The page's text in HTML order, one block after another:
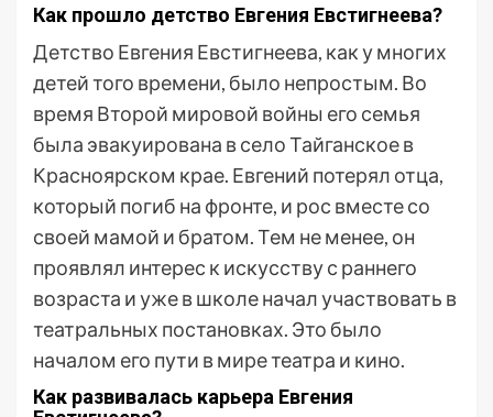
Как прошло детство Евгения Евстигнеева?
Детство Евгения Евстигнеева, как у многих
детей того времени, было непростым. Во
время Второй мировой войны его семья
была эвакуирована в село Тайганское в
Красноярском крае. Евгений потерял отца,
который погиб на фронте, и рос вместе со
своей мамой и братом. Тем не менее, он
проявлял интерес к искусству с раннего
возраста и уже в школе начал участвовать в
театральных постановках. Это было
началом его пути в мире театра и кино.
Как развивалась карьера Евгения